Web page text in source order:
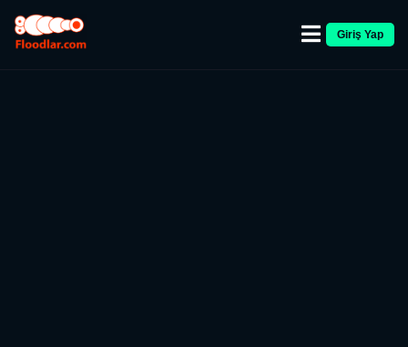
Giriş Yap